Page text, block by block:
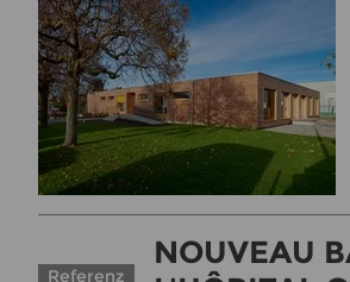
Referenz
NOUVEAU